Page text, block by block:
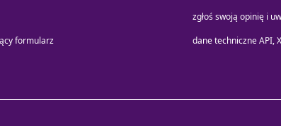
formularz
zgłoś swoją opinię i
dane techniczne API,